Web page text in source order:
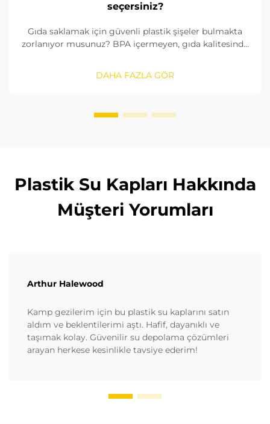
seçersiniz?
Gıda saklamak için güvenli plastik şişeler bulmakta
zorlanıyor musunuz? BPA içermeyen, gıda kalitesinde
kontrol edeceğinizi ve doğru boyutu nasıl
seçeceğinizi öğrenin. FDA ve AB standartlarına
DAHA FAZLA GÖR
Plastik Su Kapları Hakkında
Müşteri Yorumları
Arthur Halewood
Kamp gezilerim için bu plastik su kaplarını satın
aldım ve beklentilerimi aştı. Hafif, dayanıklı ve
taşımak kolay. Güvenilir su depolama çözümleri
arayan herkese kesinlikle tavsiye ederim!